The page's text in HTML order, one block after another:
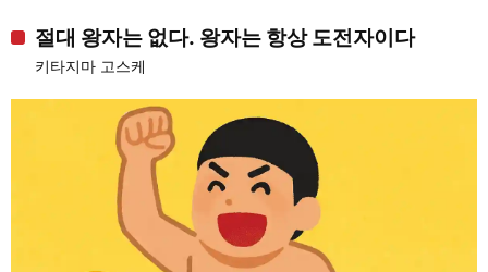
절대 왕자는 없다. 왕자는 항상 도전자이다
키타지마 고스케